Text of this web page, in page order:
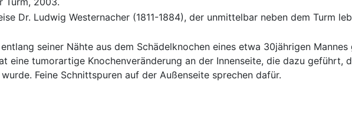
Dr. Ludwig Westernacher (1811-1884), der unmittelbar neben dem Turm
seiner Nähte aus dem Schädelknochen eines etwa 30jährigen Mannes
eine tumorartige Knochenveränderung an der Innenseite, die dazu geführt,
Feine Schnittspuren auf der Außenseite sprechen dafür.